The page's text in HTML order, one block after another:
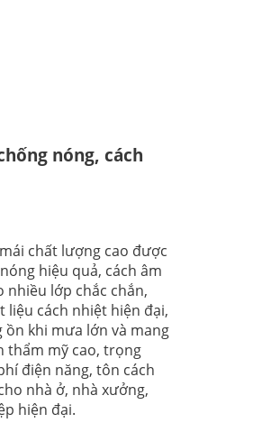
nóng, cách
chất lượng cao được
hiệu quả, cách âm
lớp chắc chắn,
liệu cách nhiệt hiện đại,
khi mưa lớn và mang
thẩm mỹ cao, trọng
điện năng, tôn cách
nhà ở, nhà xưởng,
hiện đại.